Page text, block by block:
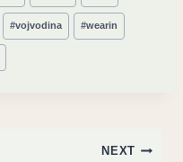
#vojvodina #wearin
NEXT